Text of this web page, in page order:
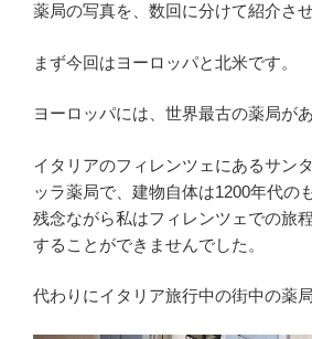
薬局の写真を、数回に分けて紹介さ
まず今回はヨーロッパと北米です。
ヨーロッパには、世界最古の薬局があ
イタリアのフィレンツェにあるサン
ッラ薬局で、建物自体は1200年代の
残念ながら私はフィレンツェでの旅
することができませんでした。
代わりにイタリア旅行中の街中の薬局